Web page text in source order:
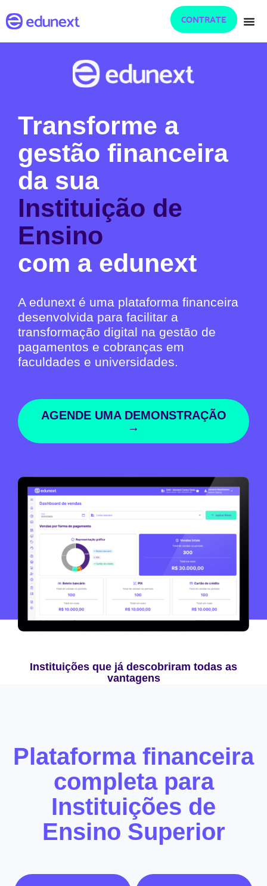
CONTRATE
Transforme a
gestão financeira
da sua
Instituição de
Ensino
com a edunext
A edunext é uma plataforma financeira
desenvolvida para facilitar a
transformação digital na gestão de
pagamentos e cobranças em
faculdades e universidades.
AGENDE UMA DEMONSTRAÇÃO
→
Instituições que já descobriram todas as
vantagens
Plataforma financeira
completa para
Instituições de
Ensino Superior